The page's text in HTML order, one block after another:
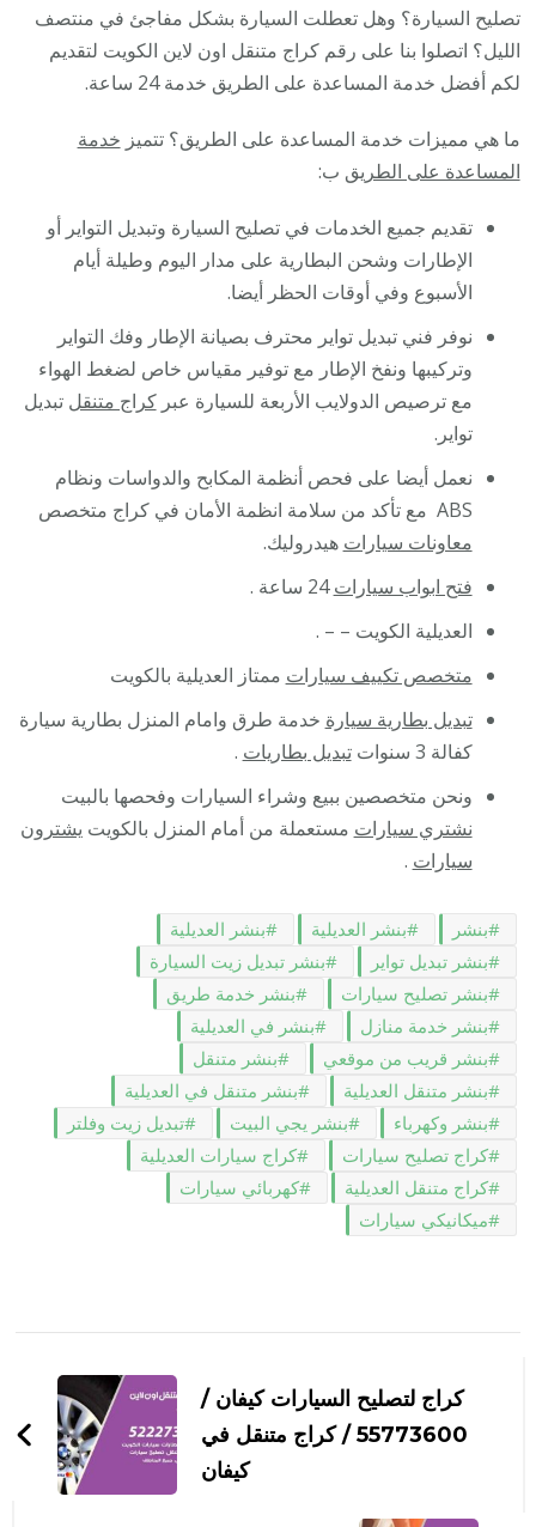
تصليح السيارة؟ وهل تعطلت السيارة بشكل مفاجئ في منتصف
الليل؟ اتصلوا بنا على رقم كراج متنقل اون لاين الكويت لتقديم
لكم أفضل خدمة المساعدة على الطريق خدمة 24 ساعة.
ما هي مميزات خدمة المساعدة على الطريق؟ تتميز خدمة
المساعدة على الطريق ب:
تقديم جميع الخدمات في تصليح السيارة وتبديل التواير أو
الإطارات وشحن البطارية على مدار اليوم وطيلة أيام
الأسبوع وفي أوقات الحظر أيضا.
نوفر فني تبديل تواير محترف بصيانة الإطار وفك التواير
وتركيبها ونفخ الإطار مع توفير مقياس خاص لضغط الهواء
مع ترصيص الدولايب الأربعة للسيارة عبركراج متنقل تبديل
تواير.
نعمل أيضا على فحص أنظمة المكابح والدواسات ونظام
ABS مع تأكد من سلامة انظمة الأمان في كراج متخصص
معاونات سيارات هيدروليك.
فتح ابواب سيارات24 ساعة .
العديلية الكويت – – .
متخصص تكييف سيارات ممتاز العديلية بالكويت
تبديل بطارية سيارة خدمة طرق وامام المنزل بطارية سيارة
كفالة 3 سنوات
تبديل بطاريات .
ونحن متخصصين ببيع وشراء السيارات وفحصها بالبيت
نشتري سيارات مستعملة من أمام المنزل بالكويت يشترون
سيارات .
بنشر بنشر العديلية
بنشر العديلية
بنشر تبديل تواير
بنشر تبديل زيت السيارة
بنشر تصليح سيارات
بنشر خدمة طريق
بنشر خدمة منازل
بنشر في العديلية
بنشر قريب من موقعي
بنشر متنقل
بنشر متنقل العديلية
بنشر متنقل في العديلية
بنشر وكهرباء
بنشر يجي البيت
تبديل زيت وفلتر
كراج تصليح سيارات
كراج سيارات العديلية
كراج متنقل العديلية
كهربائي سيارات
ميكانيكي سيارات
التدوينات
كراج لتصليح السيارات كيفان /
55773600‬ / كراج متنقل في
كيفان